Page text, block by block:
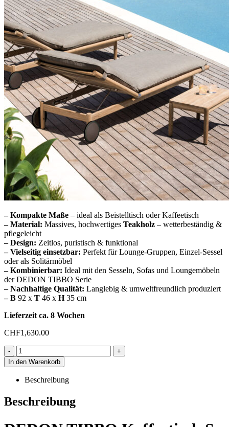
– Kompakte Maße – ideal als Beistelltisch oder Kaffeetisch
– Material: Massives, hochwertiges Teakholz – wetterbeständig &
pflegeleicht
– Design: Zeitlos, puristisch & funktional
– Vielseitig einsetzbar: Perfekt für Lounge-Gruppen, Einzel-Sessel
oder als Solitärmöbel
– Kombinierbar: Ideal mit den Sesseln, Sofas und Loungemöbeln
der DEDON TIBBO Serie
– Nachhaltige Qualität: Langlebig & umweltfreundlich produziert
– B 92 x T 46 x H35 cm
Lieferzeit ca. 8 Wochen
CHF1,630.00
-
+
In den Warenkorb
Beschreibung
Beschreibung